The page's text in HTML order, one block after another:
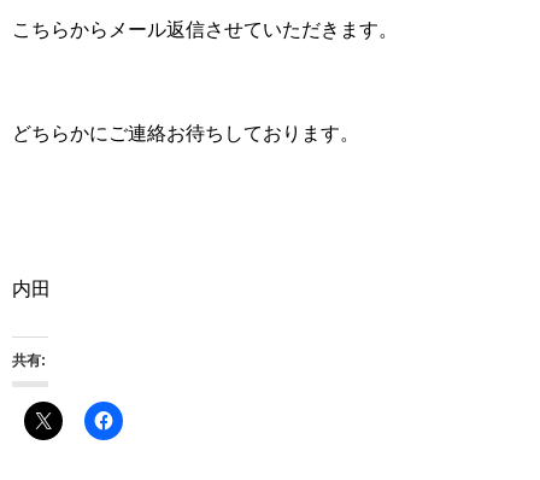
こちらからメール返信させていただきます。
どちらかにご連絡お待ちしております。
内田
共有: